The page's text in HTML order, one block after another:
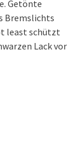
least schützt
Lack vor